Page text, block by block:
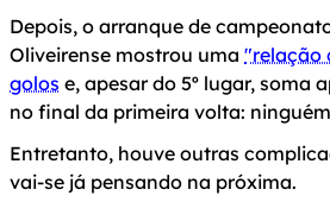
Depois, o arranque de
Oliveirense mostrou uma "relação
golos e, apesar do 5º lugar, soma
no final da primeira volta:
Entretanto, houve outras
vai-se já pensando na próxima.